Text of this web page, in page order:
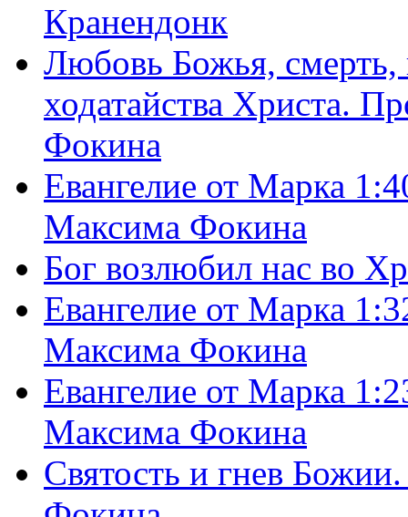
Кранендонк
Любовь Божья, смерть,
ходатайства Христа.
Фокина
Евангелие от Марка
Максима Фокина
Бог возлюбил нас во
Евангелие от Марка
Максима Фокина
Евангелие от Марка
Максима Фокина
Святость и гнев